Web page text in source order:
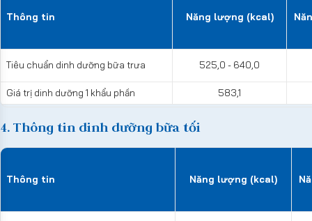
Thông tin Năng lượng (kcal)
Tiêu chuẩn dinh dưỡng bữa trưa 525,0 - 640,0
Giá trị dinh dưỡng 1 khẩu phần 583,1
4. Thông tin dinh dưỡng bữa tối
Thông tin Năng lượng (kcal)